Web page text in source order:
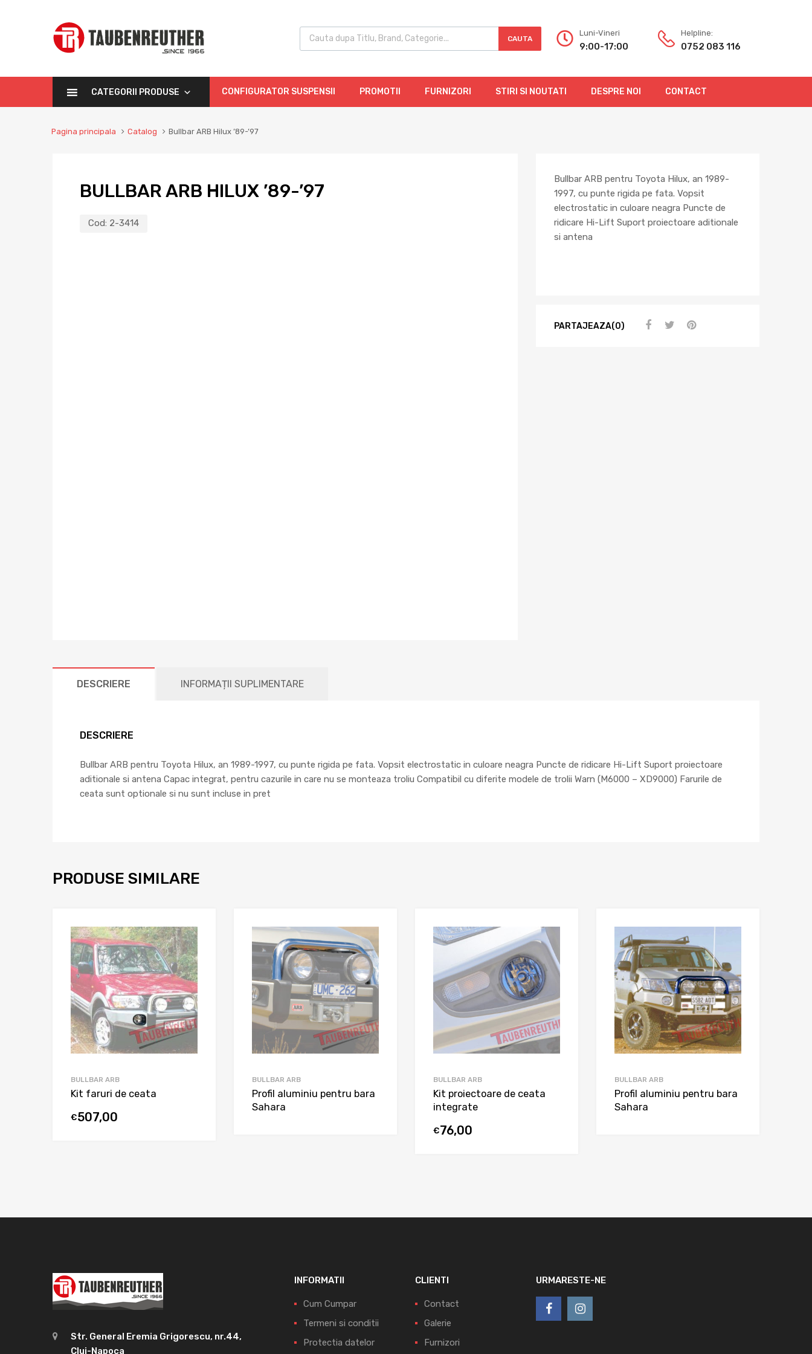
CAUTA
Luni-Vineri
9:00-17:00
Helpline:
0752 083 116
CATEGORII PRODUSE CONFIGURATOR SUSPENSII PROMOTII FURNIZORI STIRI SI NOUTATI DESPRE NOI CONTACT
Pagina principala Catalog Bullbar ARB Hilux ’89-’97
BULLBAR ARB HILUX ’89-’97
Cod: 2-3414
Bullbar ARB pentru Toyota Hilux, an 1989-
1997, cu punte rigida pe fata. Vopsit
electrostatic in culoare neagra Puncte de
ridicare Hi-Lift Suport proiectoare aditionale
si antena
PARTAJEAZA(0)
DESCRIERE INFORMAȚII SUPLIMENTARE
DESCRIERE
Bullbar ARB pentru Toyota Hilux, an 1989-1997, cu punte rigida pe fata. Vopsit electrostatic in culoare neagra Puncte de ridicare Hi-Lift Suport proiectoare
aditionale si antena Capac integrat, pentru cazurile in care nu se monteaza troliu Compatibil cu diferite modele de trolii Warn (M6000 – XD9000) Farurile de
ceata sunt optionale si nu sunt incluse in pret
PRODUSE SIMILARE
BULLBAR ARB
Kit faruri de ceata
€507,00
BULLBAR ARB
Profil aluminiu pentru bara
Sahara
BULLBAR ARB
Kit proiectoare de ceata
integrate
€76,00
BULLBAR ARB
Profil aluminiu pentru bara
Sahara
Str. General Eremia Grigorescu, nr.44,
Cluj-Napoca
INFORMATII
Cum Cumpar
Termeni si conditii
Protectia datelor
CLIENTI
Contact
Galerie
Furnizori
URMARESTE-NE